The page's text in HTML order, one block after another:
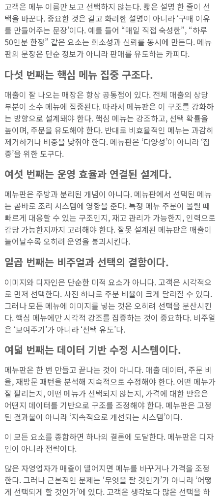
고객은 메뉴 이름만 보고 선택하지 않는다. 짧은 설명 한 줄이 선
택을 바꾼다. 중요한 것은 길고 화려한 설명이 아니라 ‘구매 이유
를 만들어주는 문장’이다. 예를 들어 “매일 직접 숙성한”, “하루
50인분 한정” 같은 요소는 희소성과 신뢰를 동시에 만든다. 메뉴
판의 문장은 단순 정보가 아니라 판매를 유도하는 카피다.
다섯 번째는 핵심 메뉴 집중 구조다.
매출이 잘 나오는 매장은 항상 공통점이 있다. 전체 매출의 상당
부분이 소수 메뉴에 집중된다. 따라서 메뉴판은 이 구조를 강화하
는 방향으로 설계돼야 한다. 핵심 메뉴는 강조하고, 선택 확률을
높이며, 주문을 유도해야 한다. 반대로 비효율적인 메뉴는 과감히
제거하거나 비중을 낮춰야 한다. 메뉴판은 ‘다양성’이 아니라 ‘집
중’을 위한 도구다.
여섯 번째는 운영 효율과 연결된 설계다.
메뉴판은 주방과 분리된 개념이 아니다. 메뉴판에서 선택된 메뉴
는 곧바로 조리 시스템에 영향을 준다. 특정 메뉴 주문이 몰릴 때
빠르게 대응할 수 있는 구조인지, 재고 관리가 가능한지, 인력으로
감당 가능한지까지 고려해야 한다. 잘못 설계된 메뉴판은 매출이
늘어날수록 오히려 운영을 붕괴시킨다.
일곱 번째는 비주얼과 선택의 결합이다.
이미지와 디자인은 단순한 미적 요소가 아니다. 고객은 시각적으
로 먼저 선택한다. 사진 하나로 주문 비율이 크게 달라질 수 있다.
그러나 모든 메뉴에 이미지를 넣는 것은 오히려 선택을 분산시킨
다. 핵심 메뉴에만 시각적 강조를 집중하는 것이 중요하다. 비주얼
은 ‘보여주기’가 아니라 ‘선택 유도’다.
여덟 번째는 데이터 기반 수정 시스템이다.
메뉴판은 한 번 만들고 끝나는 것이 아니다. 매출 데이터, 주문 비
율, 재방문 패턴을 분석해 지속적으로 수정해야 한다. 어떤 메뉴가
잘 팔리는지, 어떤 메뉴가 선택되지 않는지, 가격에 대한 반응은
어떤지 데이터를 기반으로 구조를 조정해야 한다. 메뉴판은 고정
된 결과물이 아니라 ‘지속적으로 개선되는 시스템’이다.
이 모든 요소를 종합하면 하나의 결론에 도달한다. 메뉴판은 디자
인이 아니라 전략이다.
많은 자영업자가 매출이 떨어지면 메뉴를 바꾸거나 가격을 조정
한다. 그러나 근본적인 문제는 ‘무엇을 팔 것인가’가 아니라 ‘어떻
게 선택되게 할 것인가’에 있다. 고객은 생각보다 많은 선택을 하